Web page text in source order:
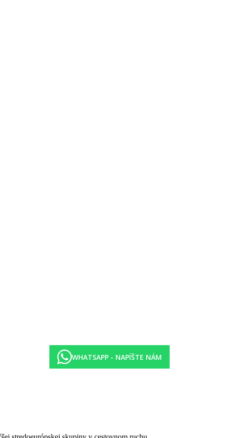
vybavenie)
WHATSAPP - NAPÍŠTE NÁM